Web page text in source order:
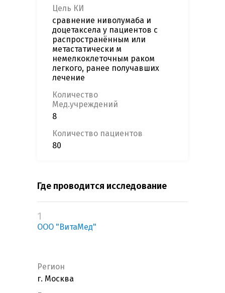
Цель КИ
сравнение ниволумаба и
доцетаксела у пациентов с
распространённым или
метастатически м
немелкоклеточным раком
легкого, ранее получавших
лечение
Количество
Мед.учреждений
8
Количество пациентов
80
Где проводится исследование
1
ООО "ВитаМед"
Регион
г. Москва